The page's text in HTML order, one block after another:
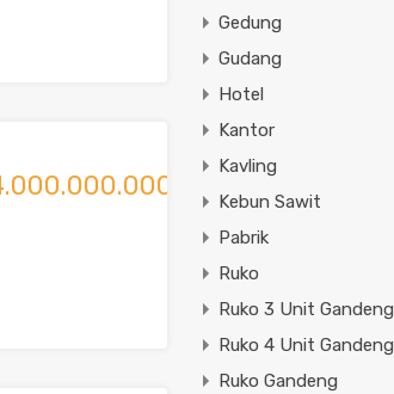
Gedung
Gudang
Hotel
Kantor
Kavling
Kebun Sawit
Pabrik
Ruko
Ruko 3 Unit Gandeng
Ruko 4 Unit Gandeng
Ruko Gandeng